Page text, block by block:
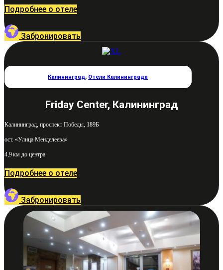
Подробнее о отеле
Забронировать
Калининград, Отели Калининграда
Friday Center, Калининград
Калининград, проспект Победы, 189Б
ост. «Улица Менделеева»
4,9 км до центра
Подробнее о отеле
Забронировать